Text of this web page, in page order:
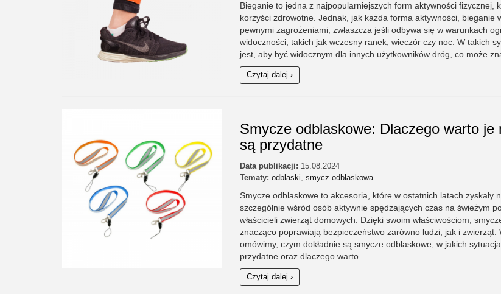
Bieganie to jedna z najpopularniejszych form aktywności fizycznej,
korzyści zdrowotne. Jednak, jak każda forma aktywności, bieganie
pewnymi zagrożeniami, zwłaszcza jeśli odbywa się w warunkach
widoczności, takich jak wczesny ranek, wieczór czy noc. W takich
jest, aby być widocznym dla innych użytkowników dróg, co może
Czytaj dalej ›
Smycze odblaskowe: Dlaczego warto je
są przydatne
Data publikacji: 15.08.2024
Tematy:odblaski,smycz odblaskowa
Smycze odblaskowe to akcesoria, które w ostatnich latach zyskały
szczególnie wśród osób aktywnie spędzających czas na świeżym
właścicieli zwierząt domowych. Dzięki swoim właściwościom,
znacząco poprawiają bezpieczeństwo zarówno ludzi, jak i zwierząt.
omówimy, czym dokładnie są smycze odblaskowe, w jakich
przydatne oraz dlaczego warto...
Czytaj dalej ›